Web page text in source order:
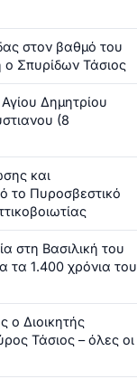
στον βαθμό του
ο Σπυρίδων Τάσιος
Δημητρίου
(8
και
το Πυροσβεστικό
στη Βασιλική του
τα 1.400 χρόνια του
ο Διοικητής
Τάσιος – όλες οι